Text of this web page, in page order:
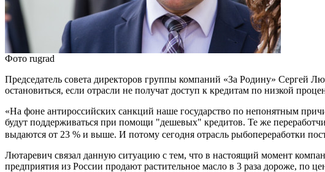
Фото rugrad
Председатель совета директоров группы компаний «За Родину» Сергей
остановиться, если отрасли не получат доступ к кредитам по низкой
«На фоне антироссийских санкций наше государство по непонятным
будут поддерживаться при помощи "дешевых" кредитов. Те же
выдаются от 23 % и выше. И потому сегодня отрасль рыбопереработки
Лютаревич связал данную ситуацию с тем, что в настоящий момент
предприятия из России продают растительное масло в 3 раза дороже, по